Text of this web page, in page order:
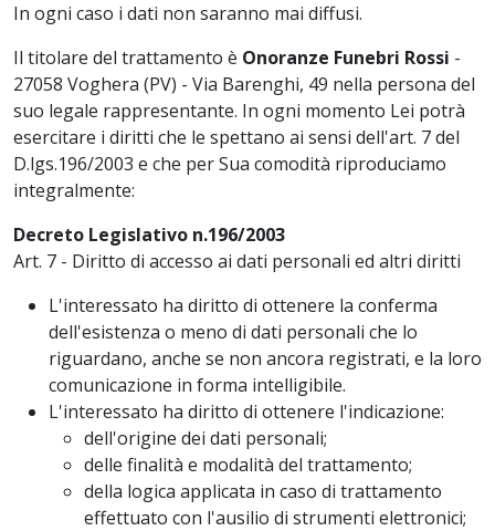
In ogni caso i dati non saranno mai diffusi.
Il titolare del trattamento è Onoranze Funebri Rossi -
27058 Voghera (PV) - Via Barenghi, 49 nella persona del
suo legale rappresentante. In ogni momento Lei potrà
esercitare i diritti che le spettano ai sensi dell'art. 7 del
D.lgs.196/2003 e che per Sua comodità riproduciamo
integralmente:
Decreto Legislativo n.196/2003
Art. 7 - Diritto di accesso ai dati personali ed altri diritti
L'interessato ha diritto di ottenere la conferma
dell'esistenza o meno di dati personali che lo
riguardano, anche se non ancora registrati, e la loro
comunicazione in forma intelligibile.
L'interessato ha diritto di ottenere l'indicazione:
dell'origine dei dati personali;
delle finalità e modalità del trattamento;
della logica applicata in caso di trattamento
effettuato con l'ausilio di strumenti elettronici;